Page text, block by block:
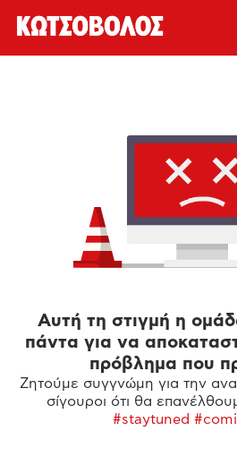
Αυτή τη στιγμή η
πάντα για να
πρόβλημα που
Ζητούμε συγγνώμη για την
σίγουροι ότι θα
#staytuned